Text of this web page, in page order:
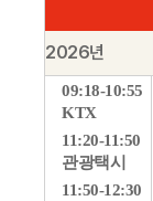
2026년
09:18-10:55
KTX
11:20-11:50
관광택시
11:50-12:30